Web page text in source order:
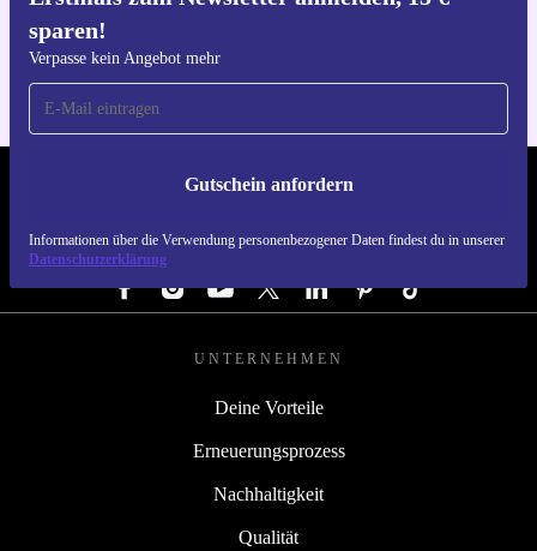
sparen!
Verpasse kein Angebot mehr
Gutschein anfordern
Informationen über die Verwendung personenbezogener Daten findest du in unserer
Datenschutzerklärung
REFURBED DEUTSCHLAND - RETHINK NEW.
FOLGE UNS
UNTERNEHMEN
Deine Vorteile
Erneuerungsprozess
Nachhaltigkeit
Qualität